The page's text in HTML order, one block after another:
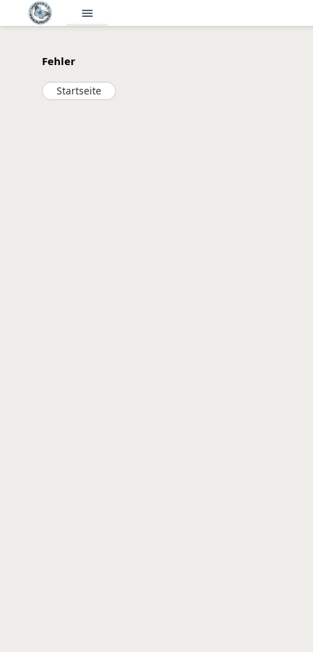
menu
Fehler
Startseite